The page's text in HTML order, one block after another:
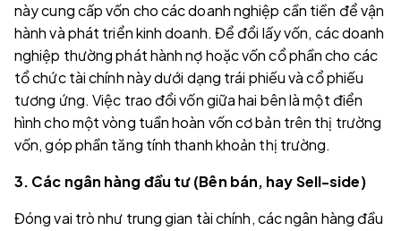
này cung cấp vốn cho các doanh nghiệp cần tiền để vận
hành và phát triển kinh doanh. Để đổi lấy vốn, các doanh
nghiệp thường phát hành nợ hoặc vốn cổ phần cho các
tổ chức tài chính này dưới dạng trái phiếu và cổ phiếu
tương ứng. Việc trao đổi vốn giữa hai bên là một điển
hình cho một vòng tuần hoàn vốn cơ bản trên thị trường
vốn, góp phần tăng tính thanh khoản thị trường.
3. Các ngân hàng đầu tư (Bên bán, hay Sell-side)
Đóng vai trò như trung gian tài chính, các ngân hàng đầu